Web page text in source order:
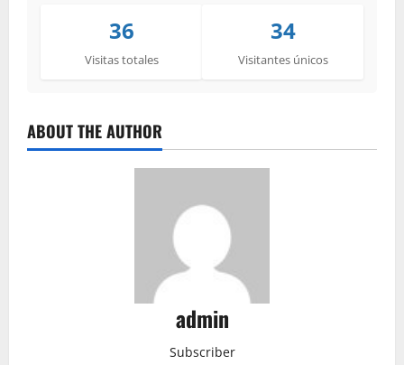
36
Visitas totales
34
Visitantes únicos
ABOUT THE AUTHOR
admin
Subscriber